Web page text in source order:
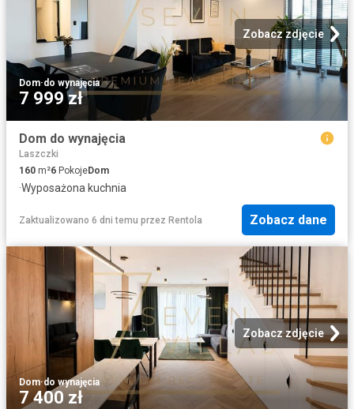
Zobacz zdjęcie
Dom·do wynajęcia
7 999 zł
Dom do wynajęcia
Laszczki
160 m²6 PokojeDom
·Wyposażona kuchnia
Zaktualizowano 6 dni temu przez Rentola Zobacz dane
Zobacz zdjęcie
Dom·do wynajęcia
7 400 zł